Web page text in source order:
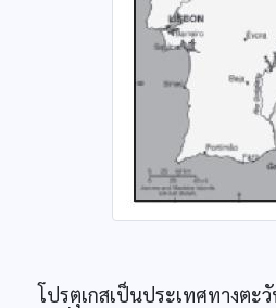
โปรตุเกสเป็นประเทศทางตะ